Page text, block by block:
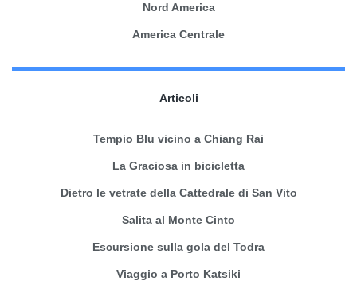
Nord America
America Centrale
Articoli
Tempio Blu vicino a Chiang Rai
La Graciosa in bicicletta
Dietro le vetrate della Cattedrale di San Vito
Salita al Monte Cinto
Escursione sulla gola del Todra
Viaggio a Porto Katsiki